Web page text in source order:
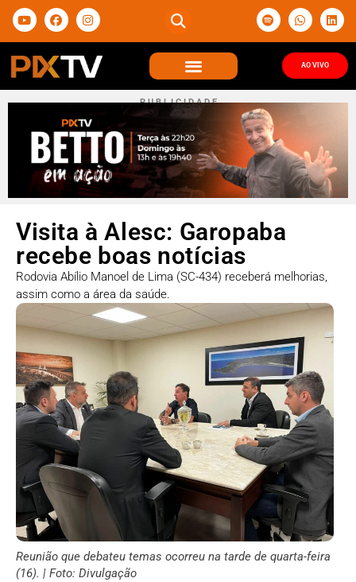
AO VIVO
P U B L I C I D A D E
Visita à Alesc: Garopaba
recebe boas notícias
Rodovia Abílio Manoel de Lima (SC-434) receberá melhorias,
assim como a área da saúde.
Reunião que debateu temas ocorreu na tarde de quarta-feira
(16). | Foto: Divulgação